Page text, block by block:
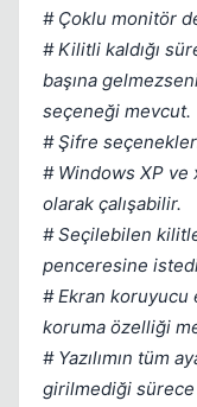
# Çoklu monitör
# Kilitli kaldığı
başına
seçeneği mevcut.
# Şifre
# Windows XP
olarak çalışabilir.
# Seçilebilen
penceresine
# Ekran koruyucu
koruma özelliği
# Yazılımın tüm
girilmediği sürece